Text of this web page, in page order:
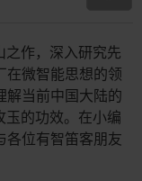
之作，深入研究先
在微智能思想的领
解当前中国大陆的
玉的功效。在小编
各位有智笛客朋友